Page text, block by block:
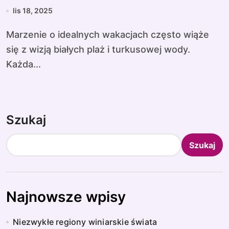
lis 18, 2025
Marzenie o idealnych wakacjach często wiąże
się z wizją białych plaż i turkusowej wody.
Każda...
Szukaj
Szukaj
Najnowsze wpisy
Niezwykłe regiony winiarskie świata